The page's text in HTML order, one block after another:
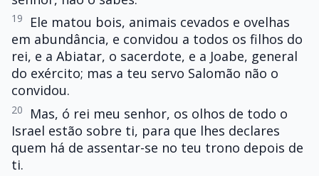
19
Ele matou bois, animais cevados e ovelhas
em abundância, e convidou a todos os filhos do
rei, e a Abiatar, o sacerdote, e a Joabe, general
do exército; mas a teu servo Salomão não o
convidou.
20
Mas, ó rei meu senhor, os olhos de todo o
Israel estão sobre ti, para que lhes declares
quem há de assentar-se no teu trono depois de
ti.